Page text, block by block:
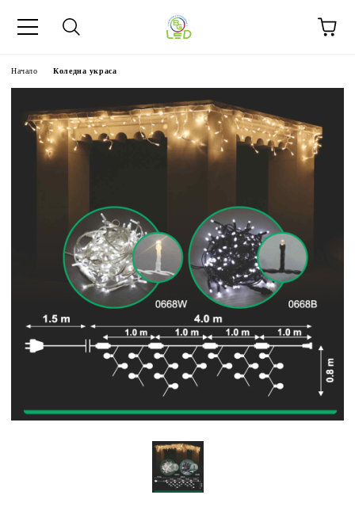
Начало Коледна украса